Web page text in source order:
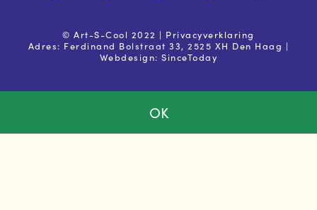
Powered by
privacy voorwaarden
OK
© Art-S-Cool 2022 | Privacyverklaring
Adres: Ferdinand Bolstraat 33, 2525 XH Den Haag |
Webdesign:SinceToday